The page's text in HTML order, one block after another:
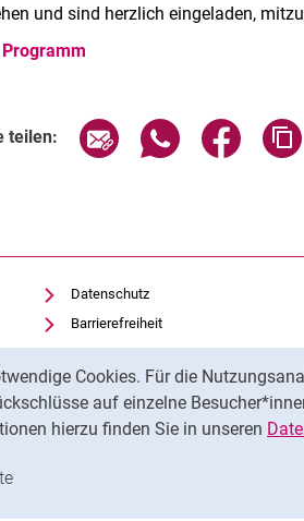
Cookies. Für die
auf einzelne
hierzu finden Sie in unseren
und sind herzlich eingeladen,
teilen: Seite über E-Mail teilen
Seite überSeite
Datenschutz
Barrierefreiheit
Transparenter KI-Einsatz
Impressum